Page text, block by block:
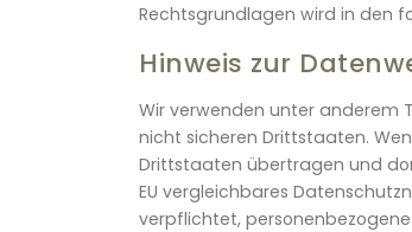
Rechtsgrundlagen wird in den
Hinweis zur
Wir verwenden unter anderem
nicht sicheren Drittstaaten.
Drittstaaten übertragen und
EU vergleichbares
verpflichtet,